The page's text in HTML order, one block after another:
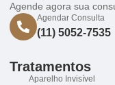
Agende agora sua
Agendar Consulta
(11) 5052-7535
Tratamentos
Aparelho Invisível